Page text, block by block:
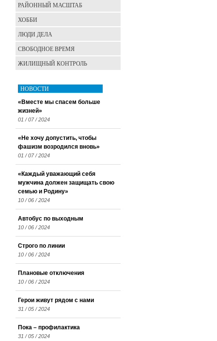
РАЙОННЫЙ МАСШТАБ
ХОББИ
ЛЮДИ ДЕЛА
СВОБОДНОЕ ВРЕМЯ
ЖИЛИЩНЫЙ КОНТРОЛЬ
НОВОСТИ
«Вместе мы спасем больше
жизней»
01 / 07 / 2024
«Не хочу допустить, чтобы
фашизм возродился вновь»
01 / 07 / 2024
«Каждый уважающий себя
мужчина должен защищать свою
семью и Родину»
10 / 06 / 2024
Автобус по выходным
10 / 06 / 2024
Строго по линии
10 / 06 / 2024
Плановые отключения
10 / 06 / 2024
Герои живут рядом с нами
31 / 05 / 2024
Пока – профилактика
31 / 05 / 2024